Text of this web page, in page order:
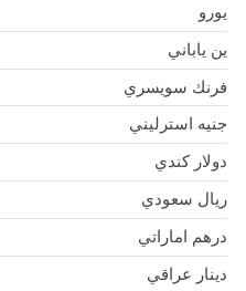
يورو
ين ياباني
فرنك سويسري
جنيه استرليني
دولار كندي
ريال سعودي
درهم اماراتي
دينار عراقي